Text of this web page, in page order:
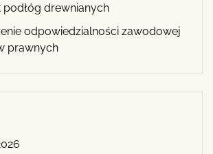
drewnianych
odpowiedzialności zawodowej
prawnych